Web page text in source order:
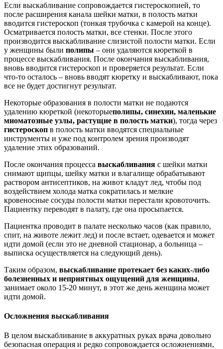
Если выскабливание сопровождается гистероскопией, то
после расширения канала шейки матки, в полость матки
вводится гистероскоп (тонкая трубочка с камерой на конце).
Осматривается полость матки, все стенки. После этого
производится выскабливание слизистой полости матки. Если
у женщины были полипы – они удаляются кюреткой в
процессе выскабливания. После окончания выскабливания,
вновь вводится гистероскоп и проверяется результат. Если
что-то осталось – вновь вводят кюретку и выскабливают, пока
все не будет достигнут результат.
Некоторые образования в полости матки не подаются
удалению кюреткой (некоторыеполипы, синехии, маленькие
миоматозные узлы, растущие в полость матки), тогда через
гистероскоп в полость матки вводятся специальные
инструменты и уже под контролем зрения производят
удаление этих образований.
После окончания процесса выскабливания с шейки матки
снимают щипцы, шейку матки и влагалище обрабатывают
раствором антисептиков, на живот кладут лед, чтобы под
воздействием холода матка сократилась и мелкие
кровеносные сосуды полости матки перестали кровоточить.
Пациентку переводят в палату, где она просыпается.
Пациентка проводит в палате несколько часов (как правило,
спит, на животе лежит лед) и после встает, одевается и может
идти домой (если это не дневной стационар, а больница –
выписка осуществляется на следующий день).
Таким образом, выскабливание протекает без каких-либо
болезненных и неприятных ощущений для женщины,
занимает около 15-20 минут, в этот же день женщина может
идти домой.
Осложнения выскабливания
В целом выскабливание в аккуратных руках врача довольно
безопасная операция и редко сопровождается осложнениями,